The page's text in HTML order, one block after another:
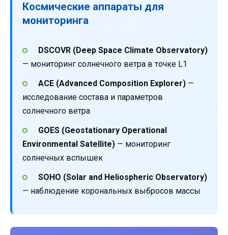
Космические аппараты для
мониторинга
DSCOVR (Deep Space Climate Observatory)
— мониторинг солнечного ветра в точке L1
ACE (Advanced Composition Explorer)—
исследование состава и параметров
солнечного ветра
GOES (Geostationary Operational
Environmental Satellite) — мониторинг
солнечных вспышек
SOHO (Solar and Heliospheric Observatory)
— наблюдение корональных выбросов массы